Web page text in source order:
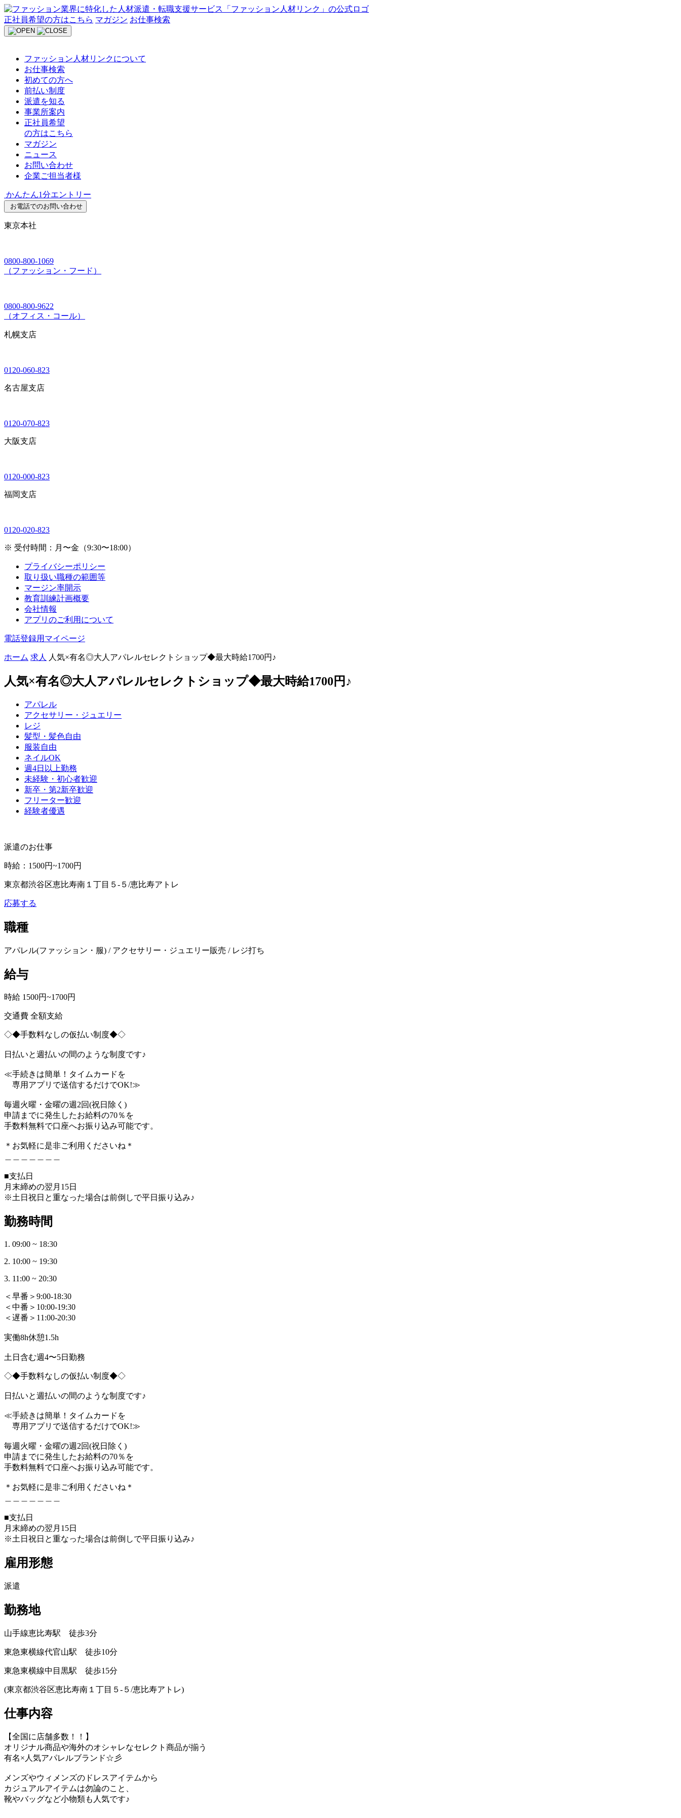
Skip
to
content
正社員希望の方はこちら マガジン お仕事検索
ファッション人材リンクについて
お仕事検索
初めての方へ
前払い制度
派遣を知る
事業所案内
正社員希望
の方はこちら
マガジン
ニュース
お問い合わせ
企業ご担当者様
かんたん1分エントリー
お電話でのお問い合わせ
東京本社
0800-800-1069
（ファッション・フード）
0800-800-9622
（オフィス・コール）
札幌支店
0120-060-823
名古屋支店
0120-070-823
大阪支店
0120-000-823
福岡支店
0120-020-823
※ 受付時間：月〜金（9:30〜18:00）
プライバシーポリシー
取り扱い職種の範囲等
マージン率開示
教育訓練計画概要
会社情報
アプリのご利用について
電話登録用マイページ
ホーム 求人 人気×有名◎大人アパレルセレクトショップ◆最大時給1700円♪
人気×有名◎大人アパレルセレクトショップ◆最大時給1700円♪
アパレル
アクセサリー・ジュエリー
レジ
髪型・髪色自由
服装自由
ネイルOK
週4日以上勤務
未経験・初心者歓迎
新卒・第2新卒歓迎
フリーター歓迎
経験者優遇
派遣のお仕事
時給 ： 1500円~1700円
東京都渋谷区恵比寿南１丁目５‐５/恵比寿アトレ
応募する
職種
アパレル(ファッション・服) / アクセサリー・ジュエリー販売 / レジ打ち
給与
時給 1500円~1700円
交通費 全額支給
◇◆手数料なしの仮払い制度◆◇
日払いと週払いの間のような制度です♪
≪手続きは簡単！タイムカードを
専用アプリで送信するだけでOK!≫
毎週火曜・金曜の週2回(祝日除く)
申請までに発生したお給料の70％を
手数料無料で口座へお振り込み可能です。
＊お気軽に是非ご利用くださいね＊
■支払日
月末締めの翌月15日
※土日祝日と重なった場合は前倒しで平日振り込み♪
勤務時間
1. 09:00 ~ 18:30
2. 10:00 ~ 19:30
3. 11:00 ~ 20:30
＜早番＞9:00-18:30
＜中番＞10:00-19:30
＜遅番＞11:00-20:30
実働8h休憩1.5h
土日含む週4〜5日勤務
◇◆手数料なしの仮払い制度◆◇
日払いと週払いの間のような制度です♪
≪手続きは簡単！タイムカードを
専用アプリで送信するだけでOK!≫
毎週火曜・金曜の週2回(祝日除く)
申請までに発生したお給料の70％を
手数料無料で口座へお振り込み可能です。
＊お気軽に是非ご利用くださいね＊
■支払日
月末締めの翌月15日
※土日祝日と重なった場合は前倒しで平日振り込み♪
雇用形態
派遣
勤務地
山手線恵比寿駅 徒歩3分
東急東横線代官山駅 徒歩10分
東急東横線中目黒駅 徒歩15分
(東京都渋谷区恵比寿南１丁目５‐５/恵比寿アトレ)
仕事内容
【全国に店舗多数！！】
オリジナル商品や海外のオシャレなセレクト商品が揃う
有名×人気アパレルブランド☆彡
メンズやウィメンズのドレスアイテムから
カジュアルアイテムは勿論のこと、
靴やバッグなど小物類も人気です♪